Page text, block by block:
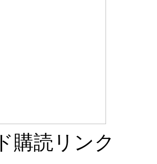
購読リンク